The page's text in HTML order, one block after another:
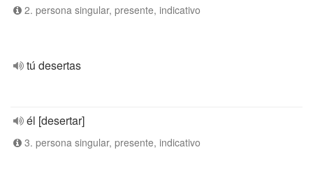
2. persona singular, presente, indicativo
tú desertas
él [desertar]
3. persona singular, presente, indicativo